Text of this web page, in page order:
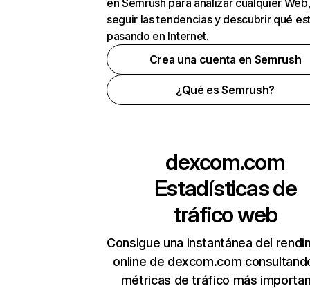
en Semrush para analizar cualquier
seguir las tendencias y descubrir qué
pasando en Internet.
Crea una cuenta en Semrush
¿Qué es Semrush?
dexcom.com
Estadísticas de
tráfico web
Consigue una instantánea del
online de dexcom.com
métricas de tráfico más